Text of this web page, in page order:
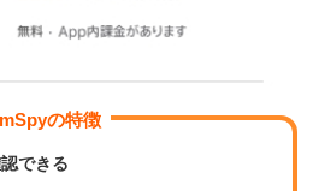
mSpyの特徴
できる